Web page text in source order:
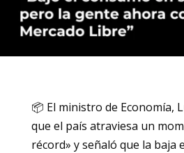
📦 El ministro de Economía,
que el país atraviesa un
récord» y señaló que la baja